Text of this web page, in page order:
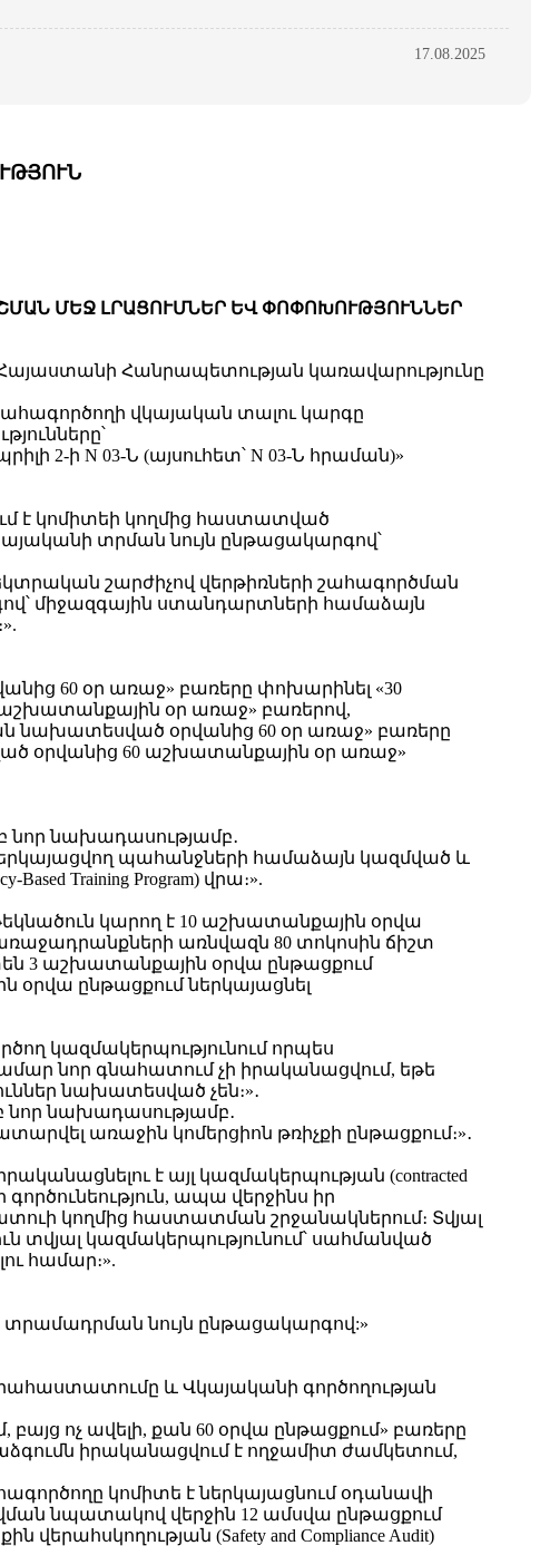
17.08.2025
ՄԵՋ ԼՐԱՑՈՒՄՆԵՐ ԵՎ ՓՈՓՈԽՈՒԹՅՈՒՆՆԵՐ
Հայաստանի Հանրապետության կառավարությունը
վկայական տալու կարգը
2-ի N 03-Ն (այսուհետ՝ N 03-Ն հրաման)»
է կոմիտեի կողմից հաստատված
տրման նույն ընթացակարգով՝
շարժիչով վերթիռների շահագործման
միջազգային ստանդարտների համաձայն
60 օր առաջ» բառերը փոխարինել «30
օր առաջ» բառերով,
նախատեսված օրվանից 60 օր առաջ» բառերը
օրվանից 60 աշխատանքային օր առաջ»
նոր նախադասությամբ․
պահանջների համաձայն կազմված և
Training Program) վրա։».
կարող է 10 աշխատանքային օրվա
առնվազն 80 տոկոսին ճիշտ
3 աշխատանքային օրվա ընթացքում
օրվա ընթացքում ներկայացնել
կազմակերպությունում որպես
նոր գնահատում չի իրականացվում, եթե
նախատեսված չեն։»․
նոր նախադասությամբ․
առաջին կոմերցիոն թռիչքի ընթացքում։»․
է այլ կազմակերպության (contracted
ապա վերջինս իր
կողմից հաստատման շրջանակներում։ Տվյալ
տվյալ կազմակերպությունում՝ սահմանված
համար։».
տրամադրման նույն ընթացակարգով:»
և Վկայականի գործողության
ոչ ավելի, քան 60 օրվա ընթացքում» բառերը
իրականացվում է ողջամիտ ժամկետում,
կոմիտե է ներկայացնում օդանավի
նպատակով վերջին 12 ամսվա ընթացքում
(Safety and Compliance Audit)